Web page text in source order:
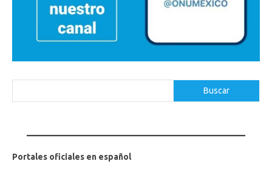
Buscar
Portales oficiales en español